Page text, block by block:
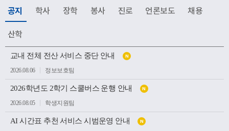
간직한 공간부터 미래 산업 인재 양성을 위한 교육시설까
지 폭넓게 방문하며 우리 대학의 교육환경과 발전상을 확
인했다.이번 방문은 사랑과 봉사의 교육이념을 바탕으로
인재를 양성해 온 우리 대학의 교육 방향을 공유하고, 교구
와 대학이 미래 발전을 위해 지속적으로 협력하는 뜻깊은
계기가 되었다.
공지 학사 장학 봉사 진로 언론보도 채용
산학
지
식
목
록
교내 전체 전산 서비스 중단 안내 N
2026.08.06 정보보호팀
2026학년도 2학기 스쿨버스 운행 안내 N
2026.08.05 학생지원팀
AI 시간표 추천 서비스 시범운영 안내 N